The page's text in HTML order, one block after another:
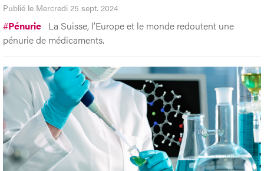
Publié le Mercredi 25 sept. 2024
#Pénurie La Suisse, l’Europe et le monde redoutent une
pénurie de médicaments.